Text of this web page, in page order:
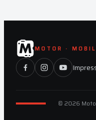
MOTOR ·
© 2026